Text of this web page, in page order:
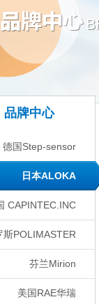
品牌中心
德国Step-sensor
日本ALOKA
CAPINTEC.INC
斯POLIMASTER
芬兰Mirion
美国RAE华瑞